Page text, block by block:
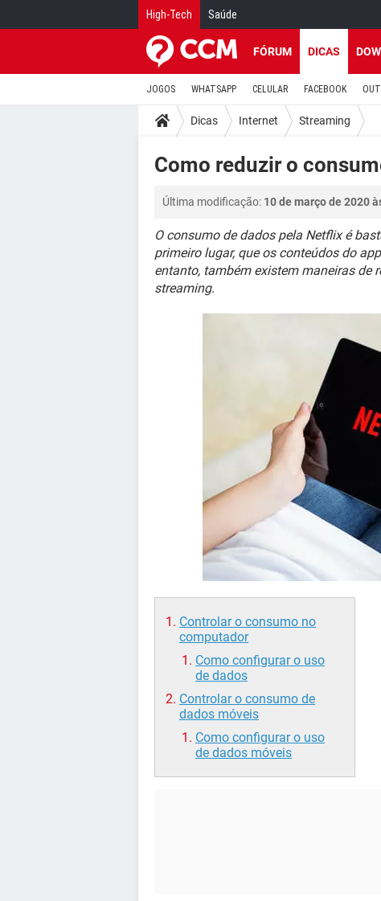
High-Tech Saúde
FÓRUM DICAS
JOGOS WHATSAPP CELULAR FACEBOOK
Dicas Internet Streaming
Como reduzir o
Última modificação: 10 de março de 2020
O consumo de dados pela Netflix é
primeiro lugar, que os conteúdos do
entanto, também existem maneiras de
streaming.
Controlar o consumo no
computador
Como configurar o uso
de dados
Controlar o consumo de
dados móveis
Como configurar o uso
de dados móveis